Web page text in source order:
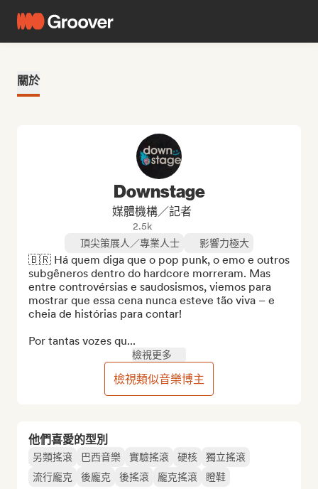
關於
他們喜愛的型別
另類搖滾 巴西音樂 實驗搖滾 硬核
獨立搖滾
流行龐克
後龐克 後搖滾 龐克搖滾 瞪鞋
Downstage
媒體機構／記者
2.5k
頂尖策展人／專業人士
影響力極大
🇧🇷 Há quem diga que o pop punk, o emo e outros
subgêneros dentro do hardcore morreram. Mas
entre controvérsias e saudosismos, viemos para
mostrar que essa cena nunca esteve tão viva – e
cheia de histórias para contar!
Por tantas vozes qu...
檢視更多
檢視類似音樂博主